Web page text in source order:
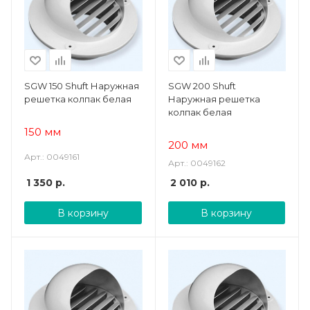
SGW 150 Shuft Наружная
решетка колпак белая
150 мм
Арт.: 0049161
1 350 р.
В корзину
SGW 200 Shuft
Наружная решетка
колпак белая
200 мм
Арт.: 0049162
2 010р.
В корзину